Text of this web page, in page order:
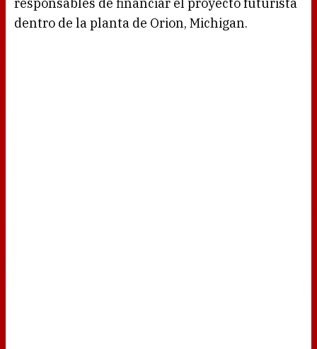
responsables de financiar el proyecto futurista
dentro de la planta de Orion, Michigan.